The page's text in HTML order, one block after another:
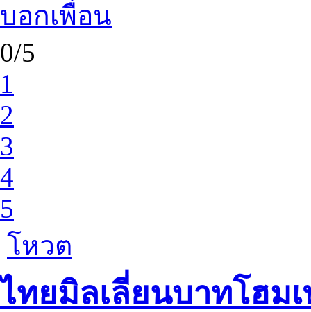
บอกเพื่อน
0/5
1
2
3
4
5
โหวต
ไทยมิลเลี่ยนบาทโฮม